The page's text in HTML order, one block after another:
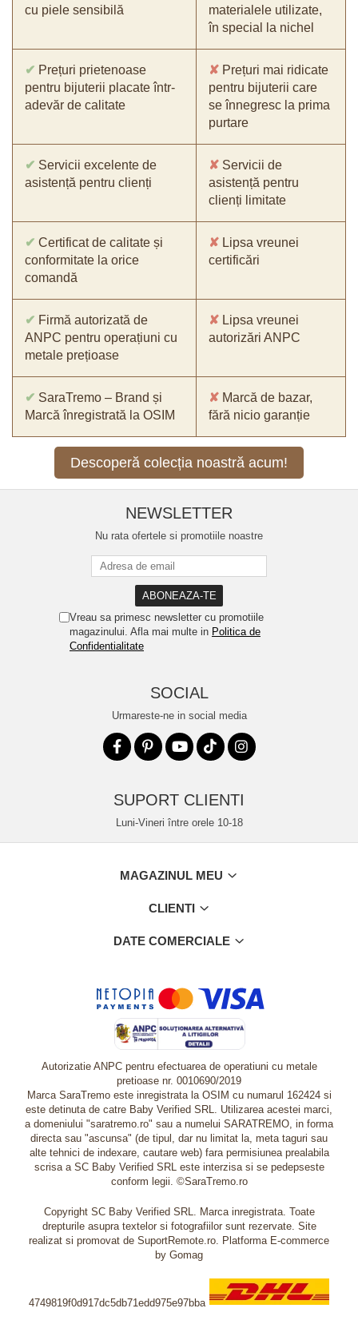
cu piele sensibilă
materialele utilizate,
în special la nichel
✔ Prețuri prietenoase
pentru bijuterii placate într-
adevăr de calitate
✘ Prețuri mai ridicate
pentru bijuterii care
se înnegresc la prima
purtare
✔ Servicii excelente de
asistență pentru clienți
✘ Servicii de
asistență pentru
clienți limitate
✔ Certificat de calitate și
conformitate la orice
comandă
✘ Lipsa vreunei
certificări
✔ Firmă autorizată de
ANPC pentru operațiuni cu
metale prețioase
✘ Lipsa vreunei
autorizări ANPC
✔ SaraTremo – Brand și
Marcă înregistrată la OSIM
✘ Marcă de bazar,
fără nicio garanție
Descoperă colecția noastră acum!
NEWSLETTER
Nu rata ofertele si promotiile noastre
Vreau sa primesc newsletter cu promotiile
magazinului. Afla mai multe in Politica de
Confidentialitate
SOCIAL
Urmareste-ne in social media
SUPORT CLIENTI
Luni-Vineri între orele 10-18
MAGAZINUL MEU
CLIENTI
DATE COMERCIALE
Autorizatie ANPC pentru efectuarea de operatiuni cu metale
pretioase nr. 0010690/2019
Marca SaraTremo este inregistrata la OSIM cu numarul 162424 si
este detinuta de catre Baby Verified SRL. Utilizarea acestei marci,
a domeniului "saratremo.ro" sau a numelui SARATREMO, in forma
directa sau "ascunsa" (de tipul, dar nu limitat la, meta taguri sau
alte tehnici de indexare, cautare web) fara permisiunea prealabila
scrisa a SC Baby Verified SRL este interzisa si se pedepseste
conform legii. ©SaraTremo.ro
Copyright SC Baby Verified SRL. Marca inregistrata. Toate
drepturile asupra textelor si fotografiilor sunt rezervate. Site
realizat si promovat de SuportRemote.ro. Platforma E-commerce
by Gomag
4749819f0d917dc5db71edd975e97bba